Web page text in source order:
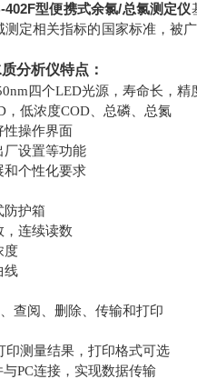
402F型便携式余氯/总氯测定仪
定相关指标的国家标准，被
分析仪特点：
四个LED光源，寿命长，精
，低浓度COD、总磷、总氮
性操作界面
厂设置等功能
和个性化要求
防护箱
，连续读数
度
线
查阅、删除、传输和打印
印测量结果，打印格式可选
PC连接，实现数据传输